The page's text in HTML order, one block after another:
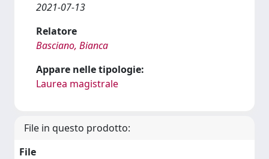
2021-07-13
Relatore
Basciano, Bianca
Appare nelle tipologie:
Laurea magistrale
File in questo prodotto:
File